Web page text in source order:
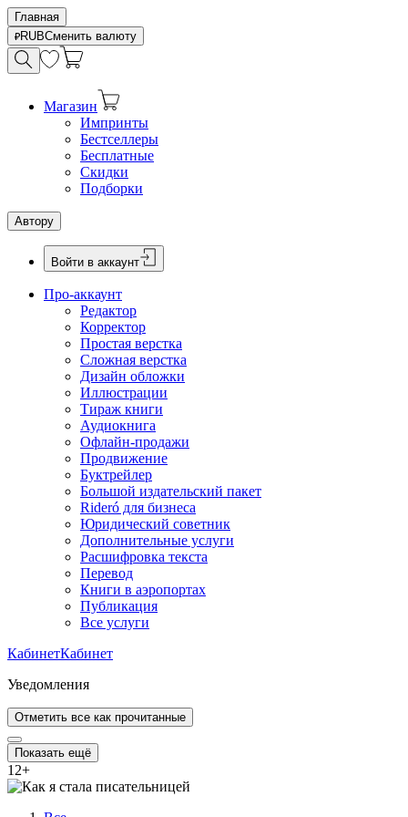
Главная
RUBСменить валюту
Магазин
Импринты
Бестселлеры
Бесплатные
Скидки
Подборки
Автору
Войти в аккаунт
Про-аккаунт
Редактор
Корректор
Простая верстка
Сложная верстка
Дизайн обложки
Иллюстрации
Тираж книги
Аудиокнига
Офлайн-продажи
Продвижение
Буктрейлер
Большой издательский пакет
Rideró для бизнеса
Юридический советник
Дополнительные услуги
Расшифровка текста
Перевод
Книги в аэропортах
Публикация
Все услуги
КабинетКабинет
Уведомления
Отметить все как прочитанные
Показать ещё
12+